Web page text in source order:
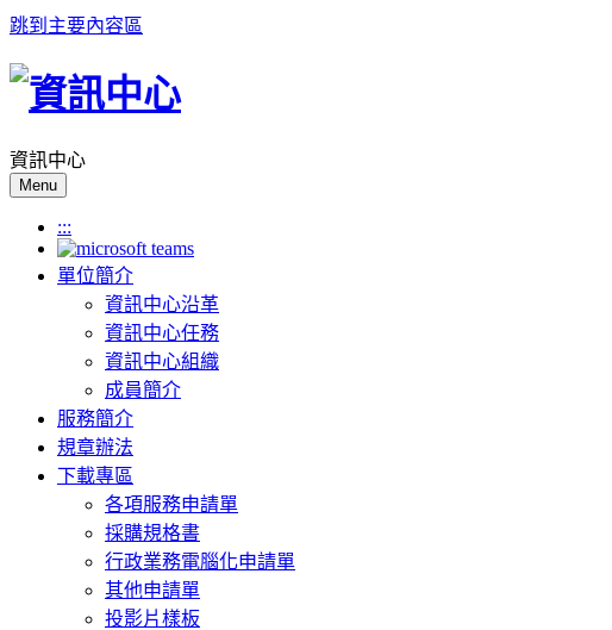
跳到主要內容區
資訊中心
Menu
:::
單位簡介
資訊中心沿革
資訊中心任務
資訊中心組織
成員簡介
服務簡介
規章辦法
下載專區
各項服務申請單
採購規格書
行政業務電腦化申請單
其他申請單
投影片樣板